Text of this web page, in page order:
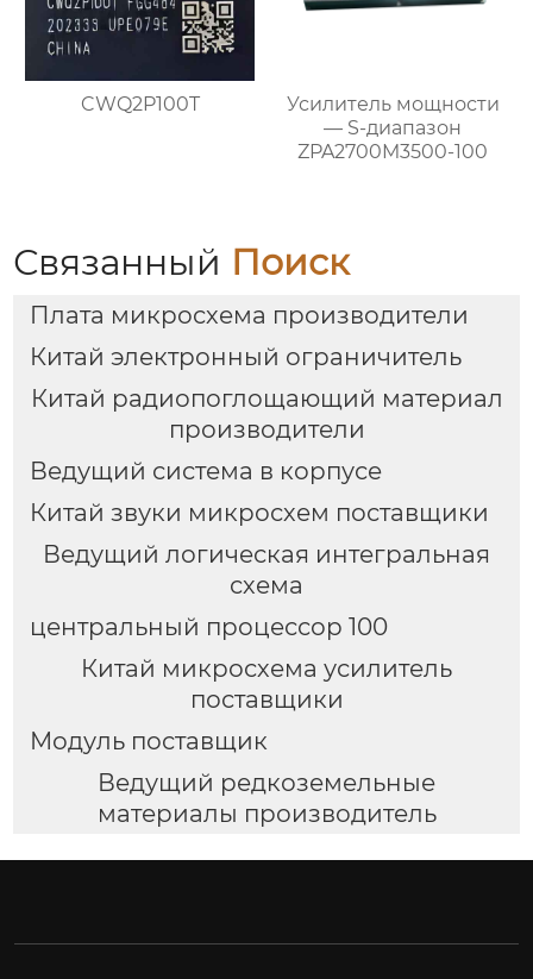
CWQ2P100T
Усилитель мощности
— S-диапазон
ZPA2700M3500-100
Связанный Поиск
Плата микросхема производители
Китай электронный ограничитель
Китай радиопоглощающий материал
производители
Ведущий система в корпусе
Китай звуки микросхем поставщики
Ведущий логическая интегральная
схема
центральный процессор 100
Китай микросхема усилитель
поставщики
Модуль поставщик
Ведущий редкоземельные
материалы производитель